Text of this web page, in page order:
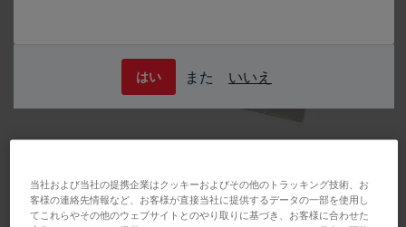
はい また いいえ
当社および当社の提携企業はクッキーおよびその他のトラッキング技術、お
客様の連絡先情報など、お客様が直接当社に提供するデータの一部を使用し
てこれらやその他のウェブサイトとのやり取りに基づき、お客様に合わせた